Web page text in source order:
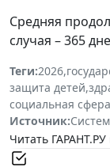
Средняя
случая – 365
Теги:2026,
защита детей,
социальная сфера
Источник:
Читать ГАРАНТ.РУ